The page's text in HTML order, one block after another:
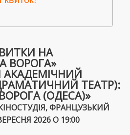
НА
ВОРОГА»
ТЕАТР):
(ОДЕСА)»
ФРАНЦУЗЬКИЙ
2026 О 19:00